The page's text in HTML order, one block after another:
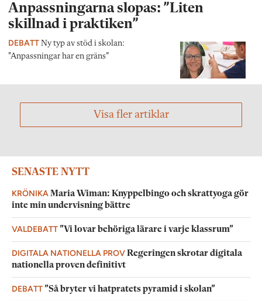
Anpassningarna slopas: ”Liten
skillnad i praktiken”
DEBATT Ny typ av stöd i skolan:
"Anpassningar har en gräns”
Visa fler artiklar
SENASTE NYTT
KRÖNIKA Maria Wiman: Knyppelbingo och skrattyoga gör
inte min undervisning bättre
VALDEBATT”Vi lovar behöriga lärare i varje klassrum”
DIGITALA NATIONELLA PROVRegeringen skrotar digitala
nationella proven definitivt
DEBATT”Så bryter vi hatpratets pyramid i skolan”